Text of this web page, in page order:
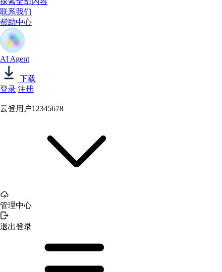
联系我们
帮助中心
AI Agent
下载
登录 注册
云登用户12345678
管理中心
退出登录